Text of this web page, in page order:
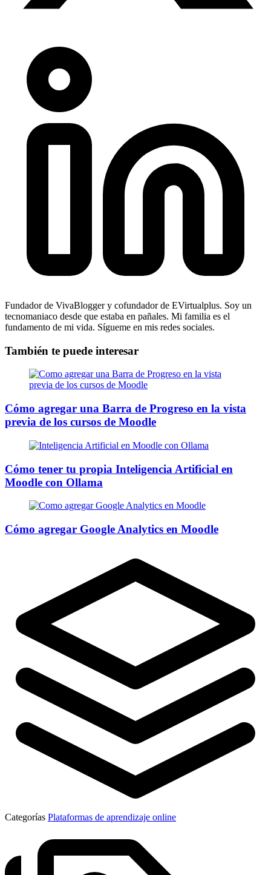
Fundador de VivaBlogger y cofundador de EVirtualplus. Soy un
tecnomaniaco desde que estaba en pañales. Mi familia es el
fundamento de mi vida. Sígueme en mis redes sociales.
También te puede interesar
Cómo agregar una Barra de Progreso en la vista
previa de los cursos de Moodle
Cómo tener tu propia Inteligencia Artificial en
Moodle con Ollama
Cómo agregar Google Analytics en Moodle
Categorías Plataformas de aprendizaje online